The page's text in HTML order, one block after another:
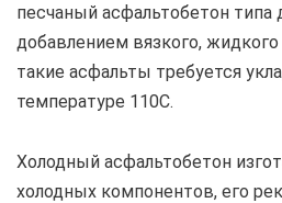
песчаный асфальтобетон типа
добавлением вязкого,
такие асфальты требуется
температуре 110С.
Холодный асфальтобетон
холодных компонентов, его